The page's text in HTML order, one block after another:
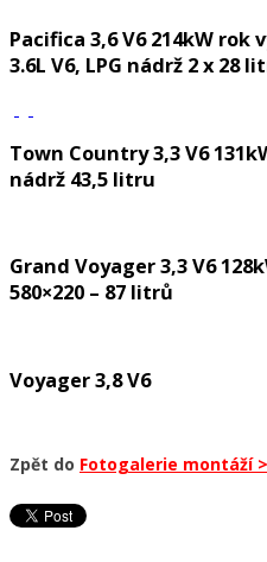
Pacifica 3,6 V6 214kW rok
3.6L V6, LPG nádrž 2 x 28
Town Country 3,3 V6
nádrž 43,5 litru
Grand Voyager 3,3 V6
580×220 – 87 litrů
Voyager 3,8 V6
Zpět do Fotogalerie montáží